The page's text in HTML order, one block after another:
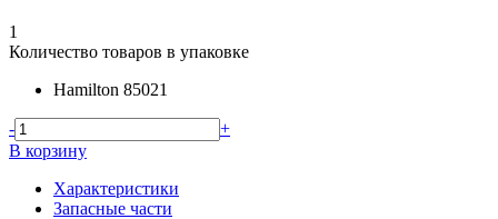
1
Количество товаров в упаковке
Hamilton 85021
-
+
В корзину
Характеристики
Запасные части